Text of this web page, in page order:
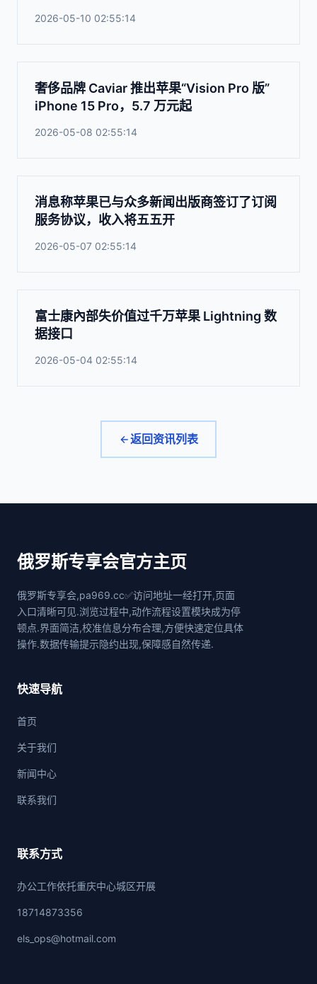
2026-05-10 02:55:14
奢侈品牌 Caviar 推出苹果“Vision Pro 版”
iPhone 15 Pro，5.7 万元起
2026-05-08 02:55:14
消息称苹果已与众多新闻出版商签订了订阅
服务协议，收入将五五开
2026-05-07 02:55:14
富士康內部失价值过千万苹果 Lightning 数
据接口
2026-05-04 02:55:14
返回资讯列表
俄罗斯专享会官方主页
俄罗斯专享会,pa969.cc✅访问地址一经打开,页面
入口清晰可见.浏览过程中,动作流程设置模块成为停
顿点.界面简洁,校准信息分布合理,方便快速定位具体
操作.数据传输提示隐约出现,保障感自然传递.
快速导航
首页
关于我们
新闻中心
联系我们
联系方式
办公工作依托重庆中心城区开展
18714873356
els_ops@hotmail.com